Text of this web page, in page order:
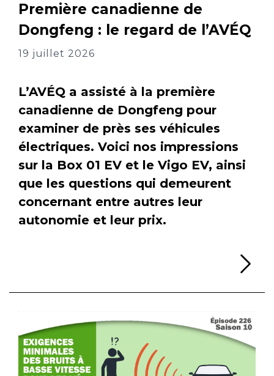
Première canadienne de
Dongfeng : le regard de l’AVÉQ
19 juillet 2026
L’AVÉQ a assisté à la première
canadienne de Dongfeng pour
examiner de près ses véhicules
électriques. Voici nos impressions
sur la Box 01 EV et le Vigo EV, ainsi
que les questions qui demeurent
concernant entre autres leur
autonomie et leur prix.